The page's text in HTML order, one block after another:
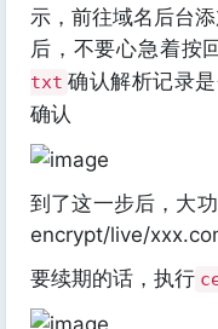
示，前往域名后台
后，不要心急着按
txt 确认解析记录
确认
到了这一步后，大
encrypt/live/
要续期的话，执行